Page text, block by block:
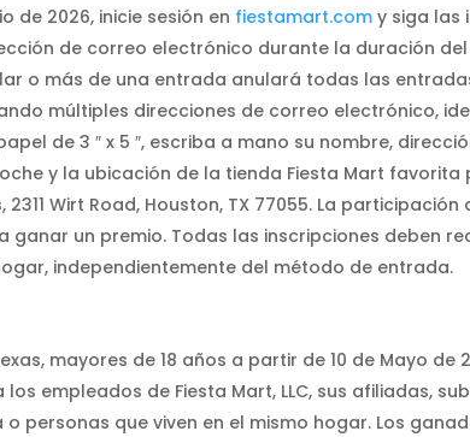
de 2026, inicie sesión en fiestamart.com y siga las
de correo electrónico durante la duración
o más de una entrada anulará todas las
múltiples direcciones de correo electrónico,
papel de 3 ″ x 5 ″, escriba a mano su nombre,
y la ubicación de la tienda Fiesta Mart
2311 Wirt Road, Houston, TX 77055. La
un premio. Todas las inscripciones deben
independientemente del método de entrada.
mayores de 18 años a partir de 10 de Mayo
los empleados de Fiesta Mart, LLC, sus afiliadas,
personas que viven en el mismo hogar. Los